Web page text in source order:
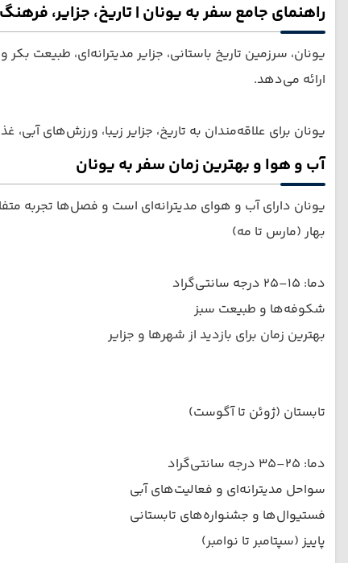
راهنمای جامع سفر به یونان | تاریخ، جزایر،
یونان، سرزمین تاریخ باستانی، جزایر مدیترانه‌ای، طبیعت
ارائه می‌دهد.
یونان برای علاقه‌مندان به تاریخ، جزایر زیبا، ورزش‌های
آب و هوا و بهترین زمان سفر به یونان
یونان دارای آب و هوای مدیترانه‌ای است و فصل‌ها تجربه
بهار (مارس تا مه)
دما: ۱۵–۲۵ درجه سانتی‌گراد
شکوفه‌ها و طبیعت سبز
بهترین زمان برای بازدید از شهرها و جزایر
تابستان (ژوئن تا آگوست)
دما: ۲۵–۳۵ درجه سانتی‌گراد
سواحل مدیترانه‌ای و فعالیت‌های آبی
فستیوال‌ها و جشنواره‌های تابستانی
پاییز (سپتامبر تا نوامبر)